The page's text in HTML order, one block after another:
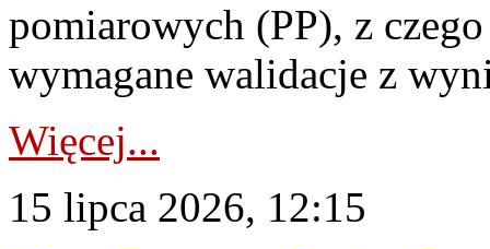
pomiarowych (PP), z
wymagane walidacje z
Więcej...
15 lipca 2026, 12:15